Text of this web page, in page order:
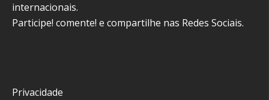
internacionais.
Participe! comente! e compartilhe nas Redes Sociais.
Privacidade